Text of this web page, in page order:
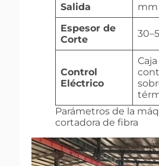
Salida
mm
Espesor de
Corte
Control
Eléctrico
Parámetros de la
cortadora de fibra